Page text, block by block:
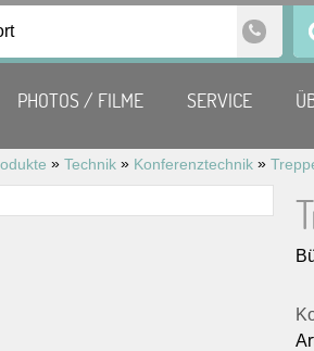
PHOTOS / FILME SERVICE
» Technik » Konferenztechnik »